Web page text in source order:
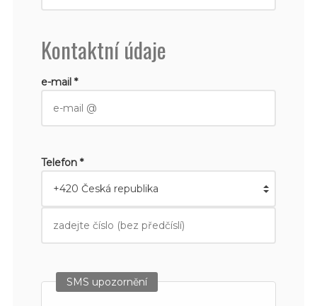
Kontaktní údaje
e-mail *
Telefon *
SMS upozornění